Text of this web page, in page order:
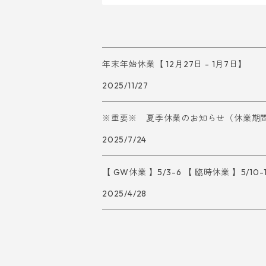
年末年始休業【 12月27日 - 1月7日】
2025/11/27
※重要※ 夏季休業のお知らせ（休業期
2025/7/24
【 GW休業 】5/3-6 【 臨時休業 】5/10-
2025/4/28